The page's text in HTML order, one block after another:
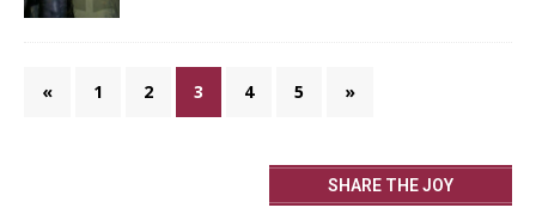
« 1 2 3 4 5 »
SHARE THE JOY